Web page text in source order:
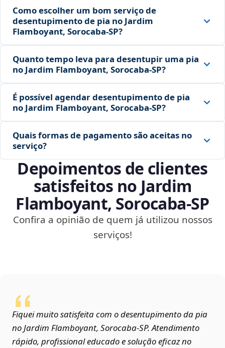
Como escolher um bom serviço de
desentupimento de pia no Jardim
Flamboyant, Sorocaba‑SP?
Quanto tempo leva para desentupir uma pia
no Jardim Flamboyant, Sorocaba‑SP?
É possível agendar desentupimento de pia
no Jardim Flamboyant, Sorocaba‑SP?
Quais formas de pagamento são aceitas no
serviço?
Depoimentos de clientes
satisfeitos no Jardim
Flamboyant, Sorocaba‑SP
Confira a opinião de quem já utilizou nossos
serviços!
Fiquei muito satisfeita com o desentupimento da pia
no Jardim Flamboyant, Sorocaba‑SP. Atendimento
rápido, profissional educado e solução eficaz no